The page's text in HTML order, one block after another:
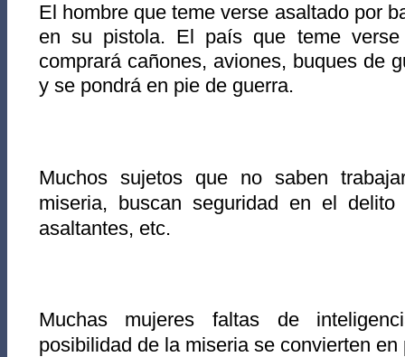
El hombre que teme verse asaltado por
en su pistola. El país que teme
comprará cañones, aviones, buques de
y se pondrá en pie de guerra.
Muchos sujetos que no saben
miseria, buscan seguridad en el
asaltantes, etc.
Muchas mujeres faltas de
posibilidad de la miseria se convierten en